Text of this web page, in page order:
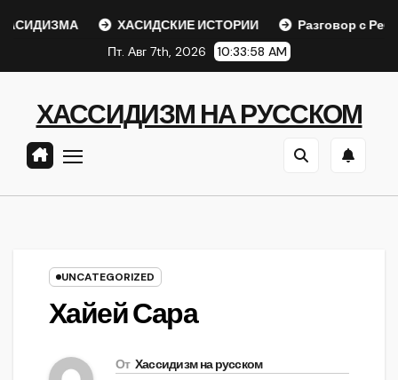
ХАСИДСКИЕ ИСТОРИИ
Разговор с Ребе
Пт. Авг 7th, 2026
10:33:58 AM
ХАССИДИЗМ НА РУССКОМ
UNCATEGORIZED
Хайей Сара
От Хассидизм на русском